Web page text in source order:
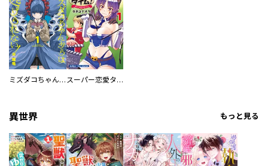
ミズダコちゃんからは逃げられない！ スーパー恋愛タイム！～現場でドＳな彼女は自宅でデレる～
異世界 もっと見る